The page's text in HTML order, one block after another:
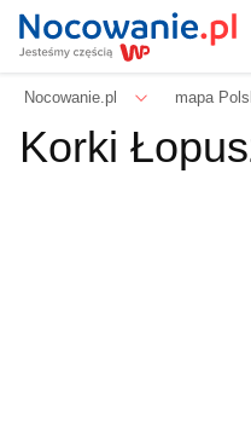
Nocowanie.pl mapa
Korki